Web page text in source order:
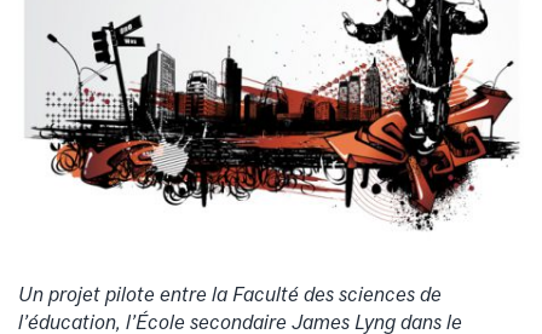
Un projet pilote entre la Faculté des sciences de
l’éducation, l’École secondaire James Lyng dans le